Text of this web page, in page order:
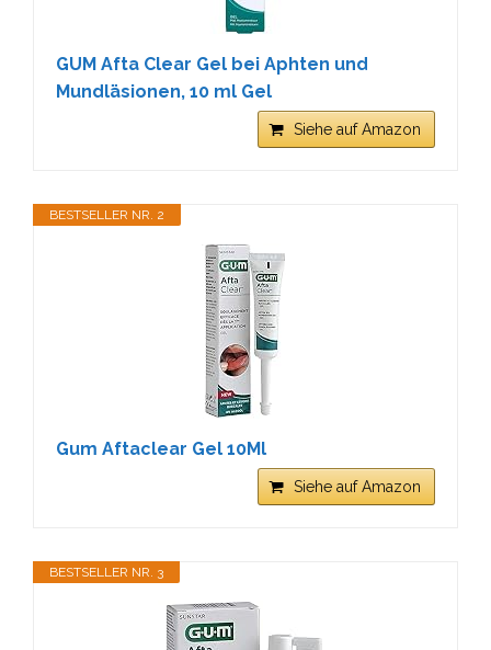
GUM Afta Clear Gel bei Aphten und
Mundläsionen, 10 ml Gel
Siehe auf Amazon
BESTSELLER NR. 2
Gum Aftaclear Gel 10Ml
Siehe auf Amazon
BESTSELLER NR. 3